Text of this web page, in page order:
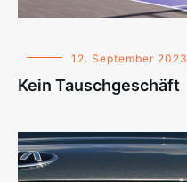
12. September 2023
Kein Tauschgeschäft